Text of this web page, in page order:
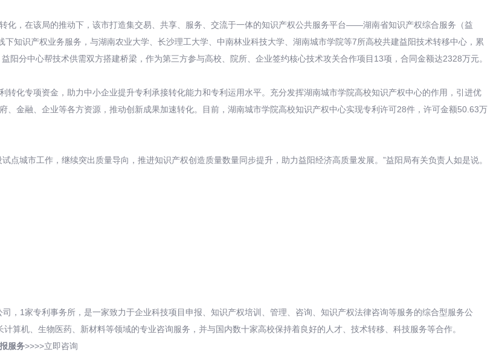
，在该局的推动下，该市打造集交易、共享、服务、交流于一体的知识产权公共服务平台——湖南省知识产权综合服务（益
知识产权业务服务，与湖南农业大学、长沙理工大学、中南林业科技大学、湖南城市学院等7所高校共建益阳技术转移中心，累
分中心帮技术供需双方搭建桥梁，作为第三方参与高校、院所、企业签约核心技术攻关合作项目13项，合同金额达2328万元。
化专项资金，助力中小企业提升专利承接转化能力和专利运用水平。充分发挥湖南城市学院高校知识产权中心的作用，引进优
金融、企业等各方资源，推动创新成果加速转化。目前，湖南城市学院高校知识产权中心实现专利许可28件，许可金额50.63万
城市工作，继续突出质量导向，推进知识产权创造质量数量同步提升，助力益阳经济高质量发展。”益阳局有关负责人如是说。
，1家专利事务所，是一家致力于企业科技项目申报、知识产权培训、管理、咨询、知识产权法律咨询等服务的综合型服务公
算机、生物医药、新材料等领域的专业咨询服务，并与国内数十家高校保持着良好的人才、技术转移、科技服务等合作。
服务>>>>立即咨询